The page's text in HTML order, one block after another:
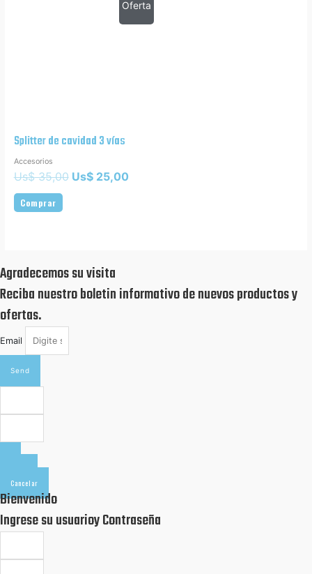
Oferta
Splitter de cavidad 3 vías
Accesorios
Us$35,00 Us$25,00
Comprar
Agradecemos su visita
Reciba nuestro boletin informativo de nuevos productos y
ofertas.
Email
Send
Cancelar
Bienvenido
Ingrese su usuarioy Contraseña